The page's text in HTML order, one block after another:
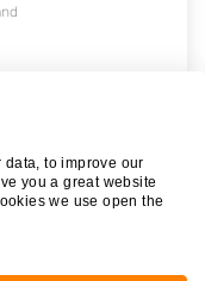
15
to improve our
you a great website
we use open the